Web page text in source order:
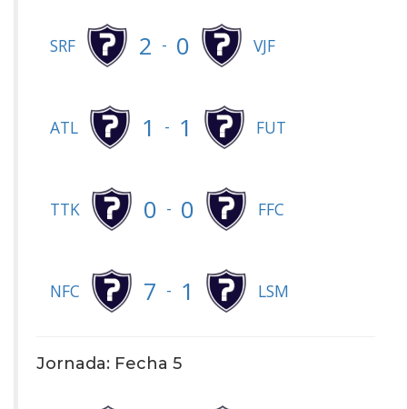
SRF 2 - 0 VJF
ATL 1 - 1 FUT
TTK 0 - 0 FFC
NFC 7 - 1 LSM
Jornada: Fecha 5